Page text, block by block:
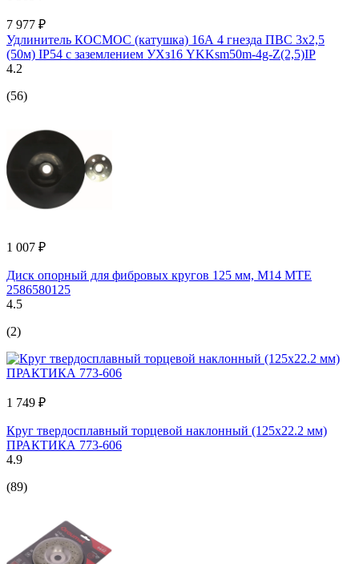
7 977 ₽
Удлинитель КОСМОС (катушка) 16А 4 гнезда ПВС 3х2,5
(50м) IP54 с заземлением УХз16 YKKsm50m-4g-Z(2,5)IP
4.2
(56)
1 007 ₽
Диск опорный для фибровых кругов 125 мм, М14 MTE
2586580125
4.5
(2)
1 749 ₽
Круг твердосплавный торцевой наклонный (125х22.2 мм)
ПРАКТИКА 773-606
4.9
(89)